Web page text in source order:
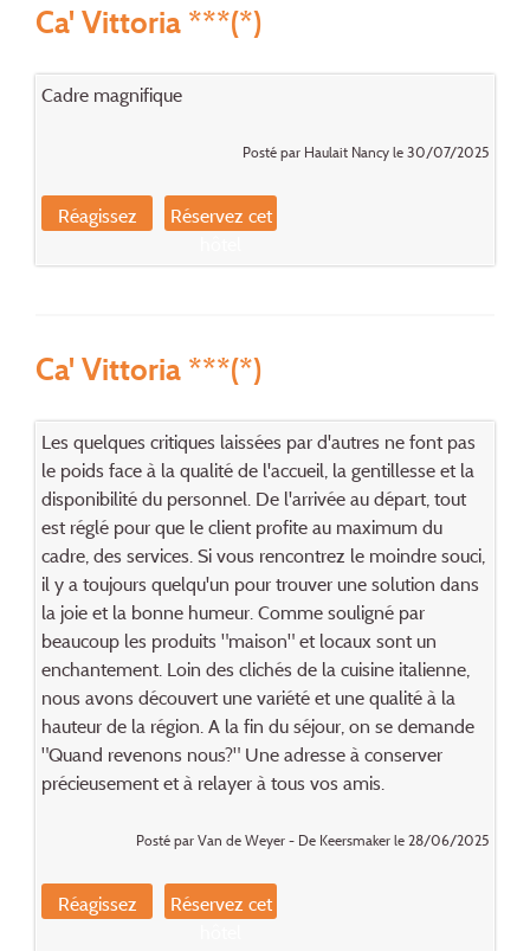
Ca' Vittoria ***(*)
Cadre magnifique
Posté par Haulait Nancy le 30/07/2025
Réagissez
Réservez cet
Ca' Vittoria ***(*)
Les quelques critiques laissées par d'autres ne font pas
le poids face à la qualité de l'accueil, la gentillesse et la
disponibilité du personnel. De l'arrivée au départ, tout
est réglé pour que le client profite au maximum du
cadre, des services. Si vous rencontrez le moindre souci,
il y a toujours quelqu'un pour trouver une solution dans
la joie et la bonne humeur. Comme souligné par
beaucoup les produits "maison" et locaux sont un
enchantement. Loin des clichés de la cuisine italienne,
nous avons découvert une variété et une qualité à la
hauteur de la région. A la fin du séjour, on se demande
"Quand revenons nous?" Une adresse à conserver
précieusement et à relayer à tous vos amis.
Posté par Van de Weyer - De Keersmaker le 28/06/2025
Réagissez
Réservez cet